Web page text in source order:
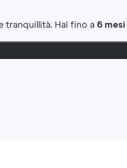
tranquillità. Hai fino a6 mesi